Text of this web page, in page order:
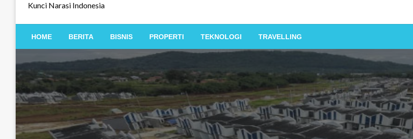
Kunci Narasi Indonesia
HOME BERITA BISNIS PROPERTI TEKNOLOGI TRAVELLING